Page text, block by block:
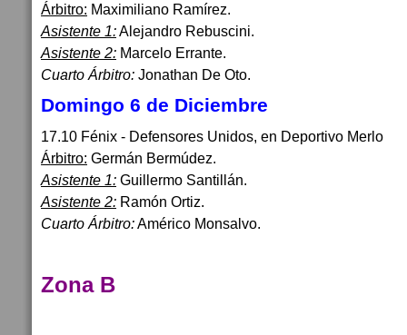
Árbitro: Maximiliano Ramírez.
Asistente 1:Alejandro Rebuscini.
Asistente 2: Marcelo Errante.
Cuarto Árbitro: Jonathan De Oto.
Domingo 6 de Diciembre
17.10 Fénix - Defensores Unidos, en Deportivo Merlo
Árbitro: Germán Bermúdez.
Asistente 1: Guillermo Santillán.
Asistente 2: Ramón Ortiz.
Cuarto Árbitro:Américo Monsalvo.
Zona B